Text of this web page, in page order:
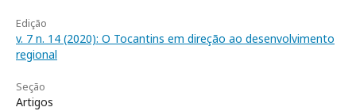
Edição
v. 7 n. 14 (2020): O Tocantins em direção ao desenvolvimento
regional
Seção
Artigos